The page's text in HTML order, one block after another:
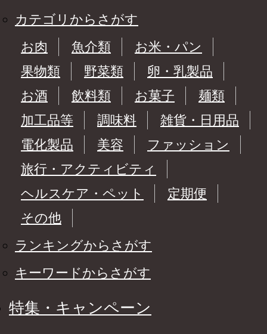
カテゴリからさがす
お肉
魚介類
お米・パン
果物類
野菜類
卵・乳製品
お酒
飲料類 お菓子
麺類
加工品等
調味料
雑貨・日用品
電化製品
美容
ファッション
旅行・アクティビティ
ヘルスケア・ペット
定期便
その他
ランキングからさがす
キーワードからさがす
特集・キャンペーン